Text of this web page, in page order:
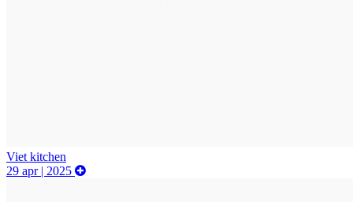
Viet kitchen
29 apr | 2025